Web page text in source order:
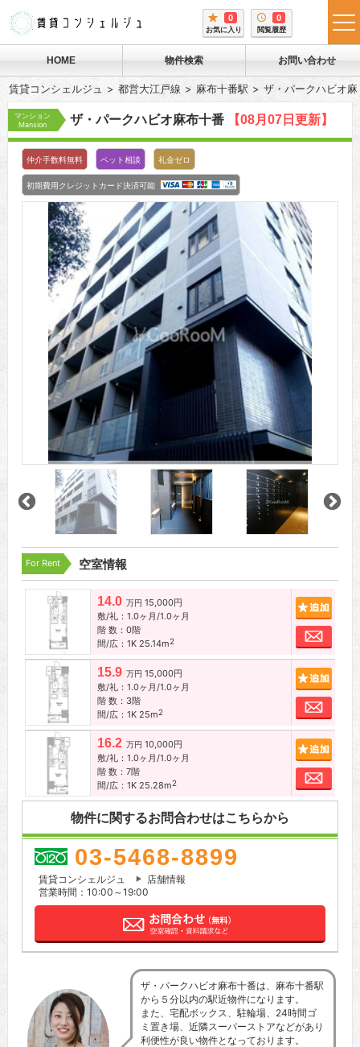
0
お気に入り
0
閲覧履歴
HOME 物件検索 お問い合わせ
賃貸コンシェルジュ 都営大江戸線 麻布十番駅 ザ・パークハビオ
マンション
Mansion
ザ・パークハビオ麻布十番 【08月07日更新】
仲介手数料無料 ペット相談 礼金ゼロ
初期費用クレジットカード決済可能
For Rent 空室情報
14.0 万円 15,000円
敷/礼：1.0ヶ月/1.0ヶ月
階 数：0階
間/広：1K 25.14m2
お問
15.9 万円 15,000円
敷/礼：1.0ヶ月/1.0ヶ月
階 数：3階
間/広：1K 25m2
お問
16.2 万円 10,000円
敷/礼：1.0ヶ月/1.0ヶ月
階 数：7階
間/広：1K 25.28m2
お問
物件に関するお問合わせはこちらから
03-5468-8899
賃貸コンシェルジュ
店舗情報
営業時間：10:00～19:00
ザ・パークハビオ麻布十番は、麻布十番駅
から５分以内の駅近物件になります。
また、宅配ボックス、駐輪場、24時間ゴ
ミ置き場、近隣スーパーストアなどがあり
利便性が良い物件となっております。